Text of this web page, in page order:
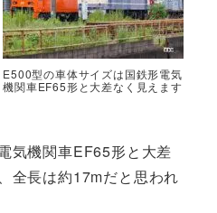
E500型の車体サイズは国鉄形電気
機関車EF65形と大差なく見えます
気機関車EF65形と大差
全長は約17mだと思われ